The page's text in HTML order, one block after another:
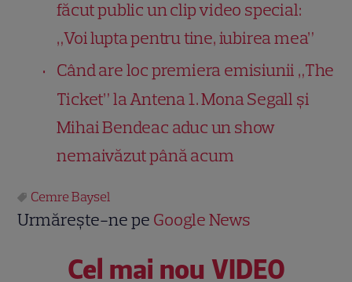
făcut public un clip video special:
„Voi lupta pentru tine, iubirea mea”
Când are loc premiera emisiunii „The
Ticket” la Antena 1. Mona Segall și
Mihai Bendeac aduc un show
nemaivăzut până acum
Cemre Baysel
Urmărește-ne pe Google News
Cel mai nou VIDEO